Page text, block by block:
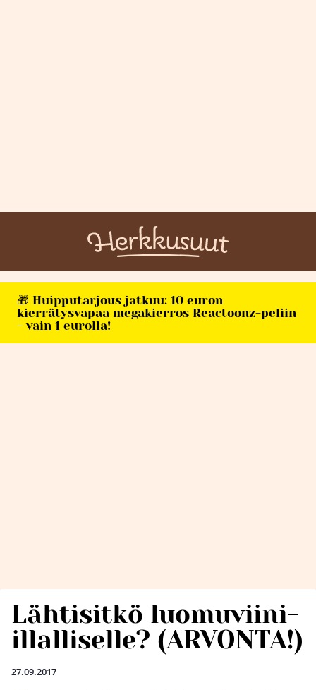
🎁 Huipputarjous jatkuu: 10 euron
kierrätysvapaa megakierros Reactoonz-peliin
- vain 1 eurolla!
Lähtisitkö luomuviini-
illalliselle? (ARVONTA!)
27.09.2017